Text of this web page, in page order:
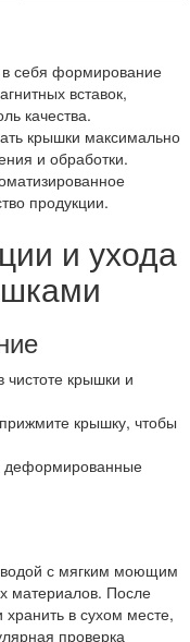
себя формирование
вставок,
качества.
крышки максимально
и обработки.
продукции.
и ухода
чистоте крышки и
крышку, чтобы
деформированные
с мягким моющим
материалов. После
в сухом месте,
проверка